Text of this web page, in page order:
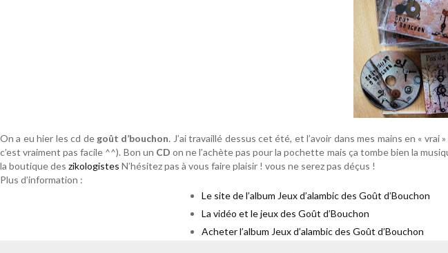
On a eu hier les cd de goût d’bouchon. J’ai travaillé dessus cet été, et l’avoir dans mes mains en «
c’est vraiment pas facile ^^). Bon un CD on ne l’achète pas pour la pochette mais ça tombe bien la
la boutique des zikologistes N’hésitez pas à vous faire plaisir ! vous ne serez pas déçus !
Plus d’information :
Le site de l’album Jeux d’alambic des Goût d’Bouchon
La vidéo et le jeux des Goût d’Bouchon
Acheter l’album Jeux d’alambic des Goût d’Bouchon